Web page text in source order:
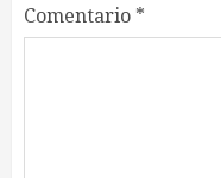
Comentario *